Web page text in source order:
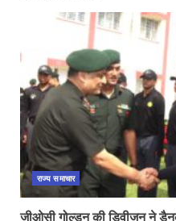
राज्य समाचार
जीओसी गोल्डन की डिवीजन ने